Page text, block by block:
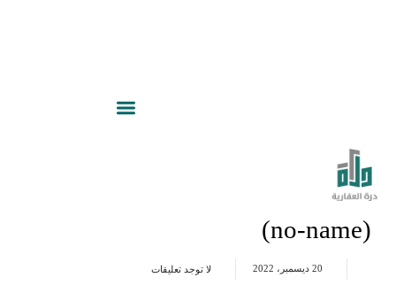
(no-name)
20 ديسمبر، 2022 لا توجد تعليقات